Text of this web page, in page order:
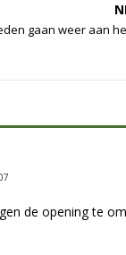
gaan weer aan
de opening te